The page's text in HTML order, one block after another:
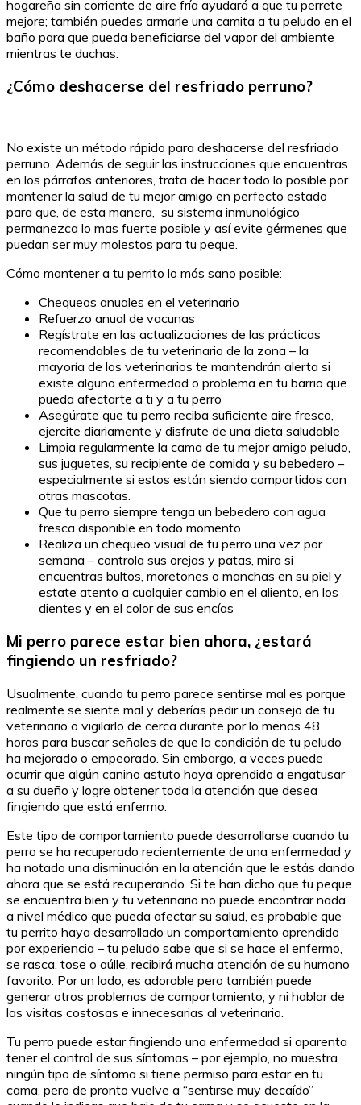
hogareña sin corriente de aire fría ayudará a que tu perrete
mejore; también puedes armarle una camita a tu peludo en el
baño para que pueda beneficiarse del vapor del ambiente
mientras te duchas.
¿Cómo deshacerse del resfriado perruno?
No existe un método rápido para deshacerse del resfriado
perruno. Además de seguir las instrucciones que encuentras
en los párrafos anteriores, trata de hacer todo lo posible por
mantener la salud de tu mejor amigo en perfecto estado
para que, de esta manera, su sistema inmunológico
permanezca lo mas fuerte posible y así evite gérmenes que
puedan ser muy molestos para tu peque.
Cómo mantener a tu perrito lo más sano posible:
Chequeos anuales en el veterinario
Refuerzo anual de vacunas
Regístrate en las actualizaciones de las prácticas
recomendables de tu veterinario de la zona – la
mayoría de los veterinarios te mantendrán alerta si
existe alguna enfermedad o problema en tu barrio que
pueda afectarte a ti y a tu perro
Asegúrate que tu perro reciba suficiente aire fresco,
ejercite diariamente y disfrute de una dieta saludable
Limpia regularmente la cama de tu mejor amigo peludo,
sus juguetes, su recipiente de comida y su bebedero –
especialmente si estos están siendo compartidos con
otras mascotas.
Que tu perro siempre tenga un bebedero con agua
fresca disponible en todo momento
Realiza un chequeo visual de tu perro una vez por
semana – controla sus orejas y patas, mira si
encuentras bultos, moretones o manchas en su piel y
estate atento a cualquier cambio en el aliento, en los
dientes y en el color de sus encías
Mi perro parece estar bien ahora, ¿estará
fingiendo un resfriado?
Usualmente, cuando tu perro parece sentirse mal es porque
realmente se siente mal y deberías pedir un consejo de tu
veterinario o vigilarlo de cerca durante por lo menos 48
horas para buscar señales de que la condición de tu peludo
ha mejorado o empeorado. Sin embargo, a veces puede
ocurrir que algún canino astuto haya aprendido a engatusar
a su dueño y logre obtener toda la atención que desea
fingiendo que está enfermo.
Este tipo de comportamiento puede desarrollarse cuando tu
perro se ha recuperado recientemente de una enfermedad y
ha notado una disminución en la atención que le estás dando
ahora que se está recuperando. Si te han dicho que tu peque
se encuentra bien y tu veterinario no puede encontrar nada
a nivel médico que pueda afectar su salud, es probable que
tu perrito haya desarrollado un comportamiento aprendido
por experiencia – tu peludo sabe que si se hace el enfermo,
se rasca, tose o aúlle, recibirá mucha atención de su humano
favorito. Por un lado, es adorable pero también puede
generar otros problemas de comportamiento, y ni hablar de
las visitas costosas e innecesarias al veterinario.
Tu perro puede estar fingiendo una enfermedad si aparenta
tener el control de sus síntomas – por ejemplo, no muestra
ningún tipo de síntoma si tiene permiso para estar en tu
cama, pero de pronto vuelve a “sentirse muy decaído”